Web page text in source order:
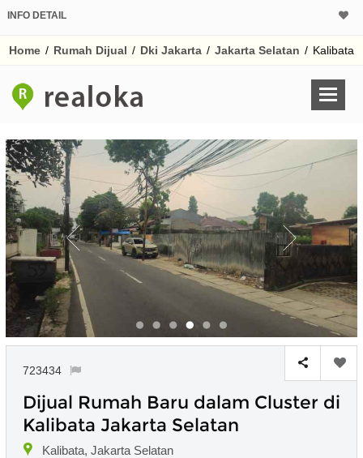
INFO DETAIL
Home / Rumah Dijual / Dki Jakarta / Jakarta Selatan / Kalibata
723434
Dijual Rumah Baru dalam Cluster di
Kalibata Jakarta Selatan
Kalibata, Jakarta Selatan
Harga Rp
Untuk hasil simulasi
pada kotak-
Simpan